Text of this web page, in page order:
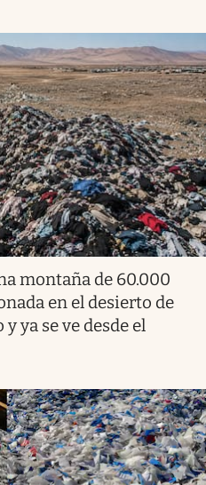
montaña de 60.000
en el desierto de
ya se ve desde el